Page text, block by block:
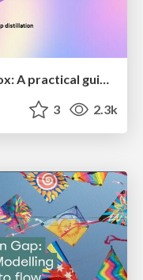
Taking LLMs out of the black box: A practical guide to human-in-the-loop distillation
3 2.3k